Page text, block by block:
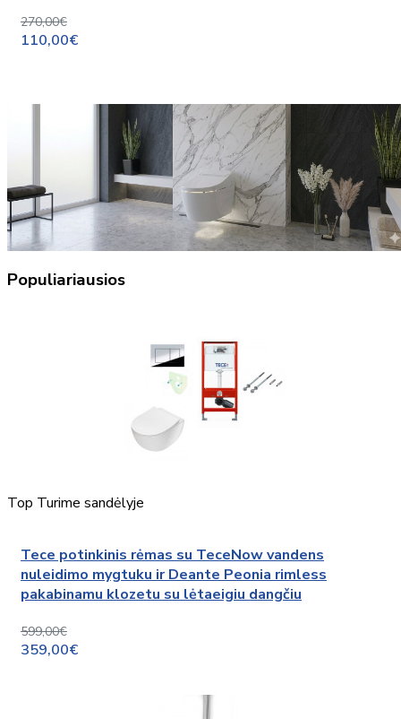
270,00€
110,00€
Populiariausios
Top Turime sandėlyje
Tece potinkinis rėmas su TeceNow vandens
nuleidimo mygtuku ir Deante Peonia rimless
pakabinamu klozetu su lėtaeigiu dangčiu
599,00€
359,00€